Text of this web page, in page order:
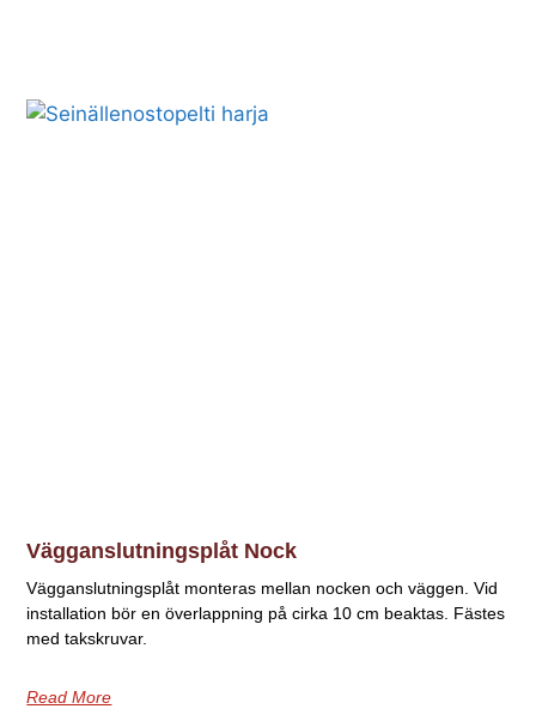
Vägganslutningsplåt Nock
Vägganslutningsplåt monteras mellan nocken och väggen. Vid
installation bör en överlappning på cirka 10 cm beaktas. Fästes
med takskruvar.
Read More